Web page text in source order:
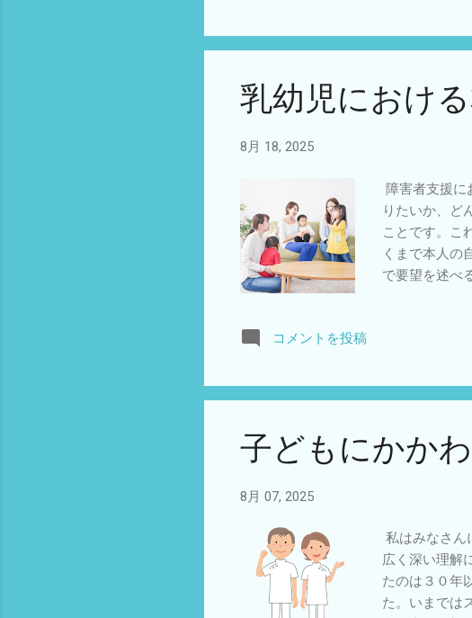
いでしょうか
す。 こどもリ
乳幼児におけ
8月 18, 2025
障害者支援
りたいか、ど
ことです。こ
くまで本人の
で要望を述べ
す。 ②セラ
その子が何に
ので仮設検証
コメントを投稿
子どもにかか
8月 07, 2025
私はみなさん
広く深い理解
たのは３０年
た。いまでは